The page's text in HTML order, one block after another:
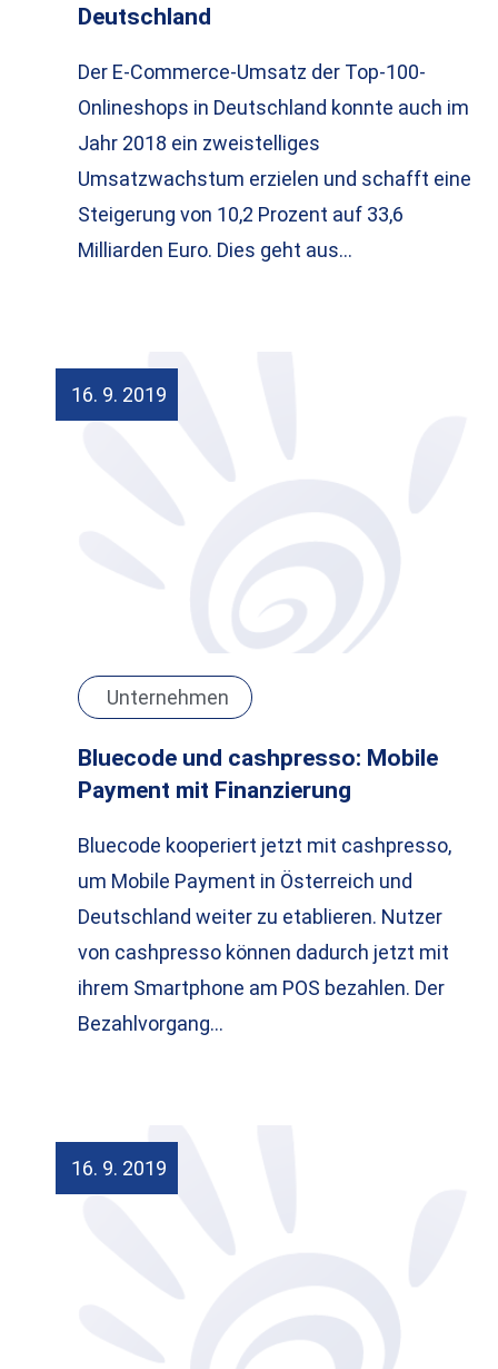
Deutschland
Der E-Commerce-Umsatz der Top-100-
Onlineshops in Deutschland konnte auch im
Jahr 2018 ein zweistelliges
Umsatzwachstum erzielen und schafft eine
Steigerung von 10,2 Prozent auf 33,6
Milliarden Euro. Dies geht aus…
16. 9. 2019
Unternehmen
Bluecode und cashpresso: Mobile
Payment mit Finanzierung
Bluecode kooperiert jetzt mit cashpresso,
um Mobile Payment in Österreich und
Deutschland weiter zu etablieren. Nutzer
von cashpresso können dadurch jetzt mit
ihrem Smartphone am POS bezahlen. Der
Bezahlvorgang…
16. 9. 2019